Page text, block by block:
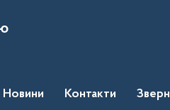
Новини Контакти